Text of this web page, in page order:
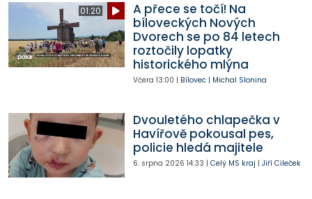
01:20
A přece se točí! Na
bíloveckých Nových
Dvorech se po 84 letech
roztočily lopatky
historického mlýna
Včera 13:00 | Bílovec| Michal Slonina
Dvouletého chlapečka v
Havířově pokousal pes,
policie hledá majitele
6. srpna 2026 14:33 | Celý MS kraj | Jiří Cileček